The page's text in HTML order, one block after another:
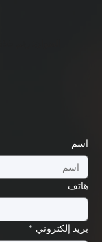
اسم
هاتف
بريد إلكتروني *